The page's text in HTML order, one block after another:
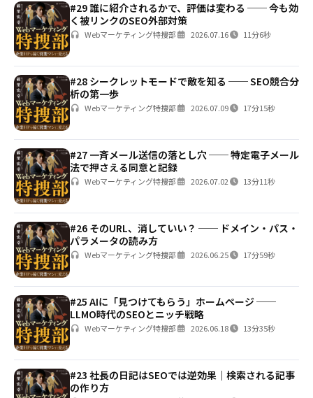
#29 誰に紹介されるかで、評価は変わる ── 今も効
く被リンクのSEO外部対策
Webマーケティング特捜部 2026.07.16 11分6秒
#28 シークレットモードで敵を知る ── SEO競合分
析の第一歩
Webマーケティング特捜部 2026.07.09 17分15秒
#27 一斉メール送信の落とし穴 ── 特定電子メール
法で押さえる同意と記録
Webマーケティング特捜部 2026.07.02 13分11秒
#26 そのURL、消していい？ ── ドメイン・パス・
パラメータの読み方
Webマーケティング特捜部 2026.06.25 17分59秒
#25 AIに「見つけてもらう」ホームページ ──
LLMO時代のSEOとニッチ戦略
Webマーケティング特捜部 2026.06.18 13分35秒
#23 社長の日記はSEOでは逆効果｜検索される記事
の作り方